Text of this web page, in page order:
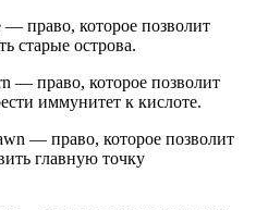
право, которое позволит
старые острова.
— право, которое позволит
иммунитет к кислоте.
— право, которое позволит
главную точку